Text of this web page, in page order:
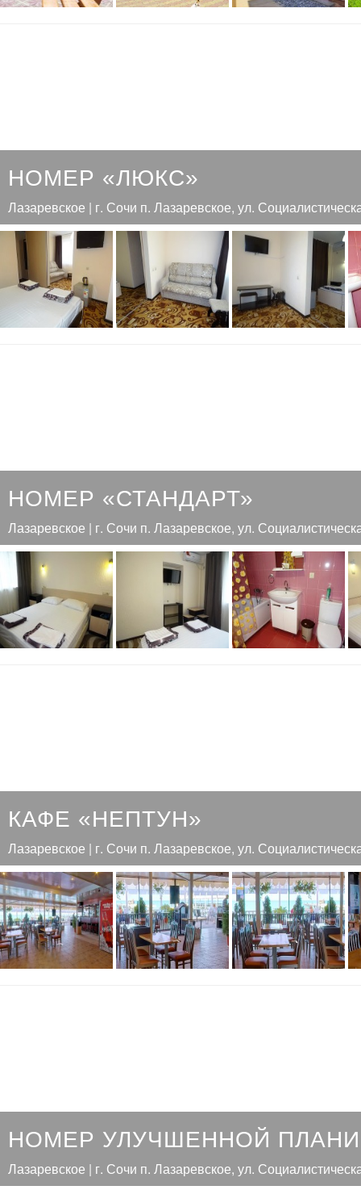
НОМЕР «ЛЮКС»
Лазаревское | г. Сочи п. Лазаревское, ул.
НОМЕР «СТАНДАРТ»
Лазаревское | г. Сочи п. Лазаревское, ул.
КАФЕ «НЕПТУН»
Лазаревское | г. Сочи п. Лазаревское, ул.
НОМЕР УЛУЧШЕННОЙ
Лазаревское | г. Сочи п. Лазаревское, ул.